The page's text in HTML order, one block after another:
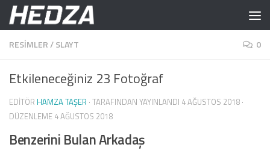
Skip to content
RESIMLER/SLAYT 0
Etkileneceğiniz 23 Fotoğraf
EDITÖR HAMZA TAŞER · TARAFINDAN YAYINLANDI 4 AĞUSTOS 2018 ·
DÜZENLEME 4 AĞUSTOS 2018
Benzerini Bulan Arkadaş